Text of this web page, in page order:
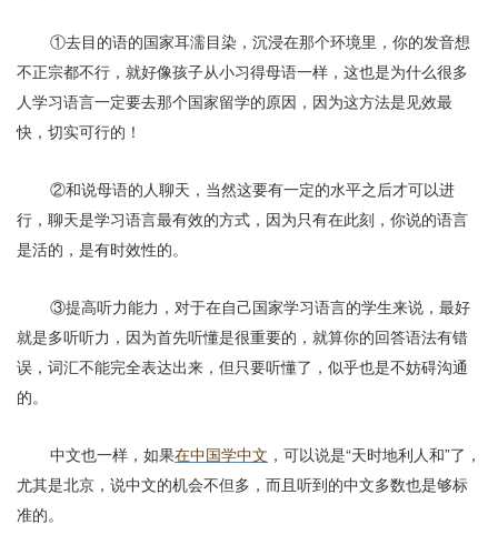
①去目的语的国家耳濡目染，沉浸在那个环境里，你的发音想
不正宗都不行，就好像孩子从小习得母语一样，这也是为什么很多
人学习语言一定要去那个国家留学的原因，因为这方法是见效最
快，切实可行的！
②和说母语的人聊天，当然这要有一定的水平之后才可以进
行，聊天是学习语言最有效的方式，因为只有在此刻，你说的语言
是活的，是有时效性的。
③提高听力能力，对于在自己国家学习语言的学生来说，最好
就是多听听力，因为首先听懂是很重要的，就算你的回答语法有错
误，词汇不能完全表达出来，但只要听懂了，似乎也是不妨碍沟通
的。
中文也一样，如果在中国学中文 ，可以说是“天时地利人和”了，
尤其是北京，说中文的机会不但多，而且听到的中文多数也是够标
准的。